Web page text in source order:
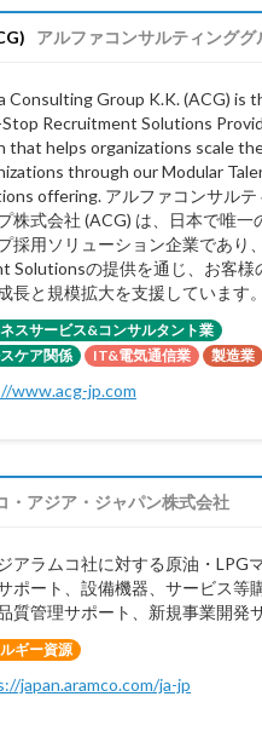
アルファコンサルティング
Consulting Group K.K. (ACG) is
Recruitment Solutions
that helps organizations scale
through our Modular
offering. アルファコンサルテ
株式会社 (ACG) は、日本で唯一
採用ソリューション企業であり
Solutionsの提供を通じ、お客様
長と規模拡大を支援しています
スサービス&コンサルタント業
ケア関係
IT&電気通信業 製造業
www.acg-jp.com
・アジア・ジャパン株式会社
アラムコ社に対する原油・LPG
ポート、設備機器、サービス等
質管理サポート、新規事業開発
ギー資源
japan.aramco.com/ja-jp